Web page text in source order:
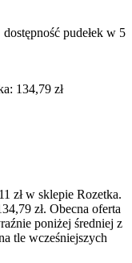
pudełek w 5
134,79 zł
zł w sklepie Rozetka.
zł. Obecna oferta
poniżej średniej z
tle wcześniejszych